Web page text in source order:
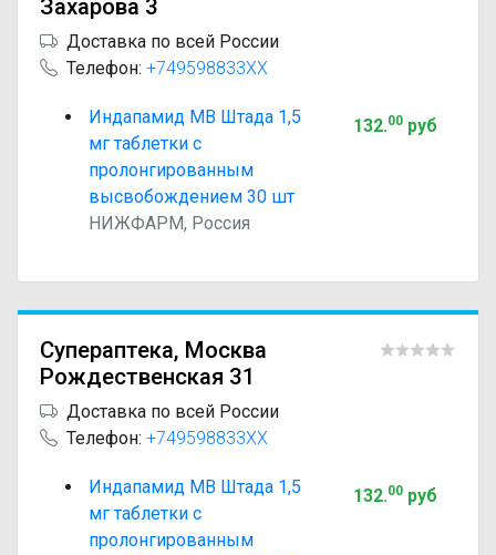
Захарова 3
Доставка по всей России
Телефон: +749598833XX
Индапамид МВ Штада 1,5
мг таблетки с
пролонгированным
высвобождением 30 шт
НИЖФАРМ, Россия
132.00руб
Супераптека, Москва
Рождественская 31
Доставка по всей России
Телефон: +749598833XX
Индапамид МВ Штада 1,5
мг таблетки с
пролонгированным
132.00руб